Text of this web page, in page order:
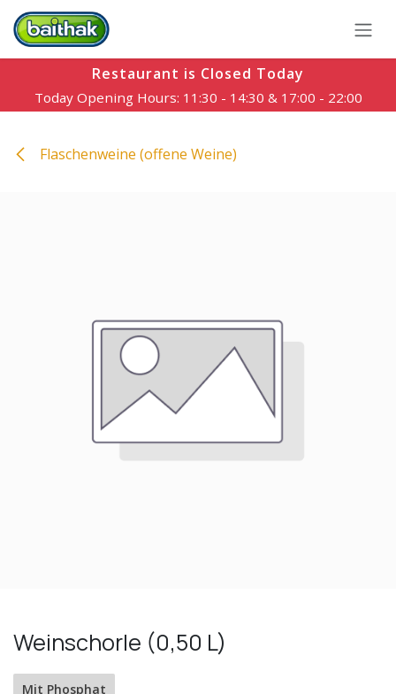
Zum Inhalt springen
Restaurant is Closed Today
Today Opening Hours: 11:30 - 14:30 & 17:00 - 22:00
Flaschenweine (offene Weine)
Weinschorle (0,50 L)
Mit Phosphat